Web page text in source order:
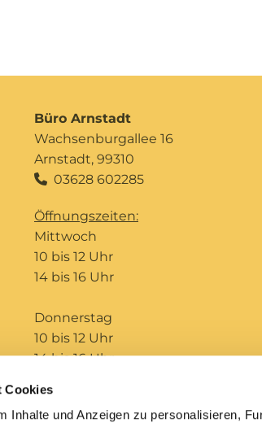
Cookies
Inhalte und Anzeigen zu personalisieren,
Büro Arnstadt
Wachsenburgallee 16
Arnstadt, 99310
03628 602285
Öffnungszeiten:
Mittwoch
10 bis 12 Uhr
14 bis 16 Uhr
Donnerstag
10 bis 12 Uhr
14 bis 16 Uhr
Telefonseelsorge